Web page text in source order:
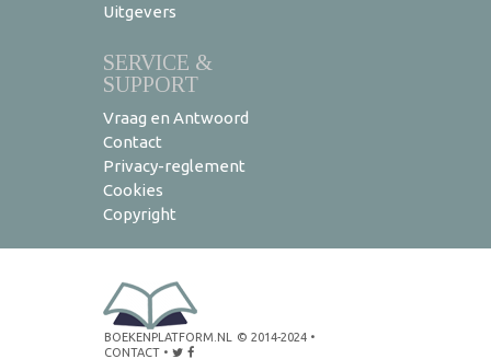
Uitgevers
SERVICE &
SUPPORT
Vraag en Antwoord
Contact
Privacy-reglement
Cookies
Copyright
BOEKENPLATFORM.NL © 2014-2024 •
CONTACT •